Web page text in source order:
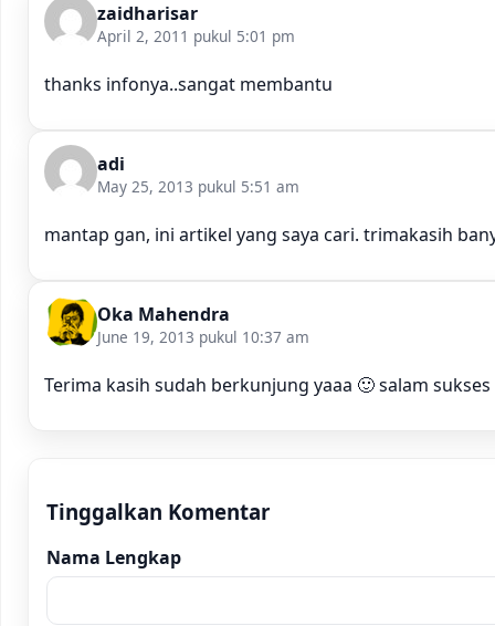
zaidharisar
April 2, 2011 pukul 5:01 pm
thanks infonya..sangat membantu
adi
May 25, 2013 pukul 5:51 am
mantap gan, ini artikel yang saya cari. trimakasih
Oka Mahendra
June 19, 2013 pukul 10:37 am
Terima kasih sudah berkunjung yaaa 🙂 salam sukses
Tinggalkan Komentar
Nama Lengkap